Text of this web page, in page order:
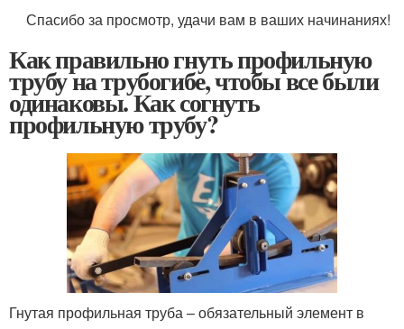
Спасибо за просмотр, удачи вам в ваших начинаниях!
Как правильно гнуть профильную
трубу на трубогибе, чтобы все были
одинаковы. Как согнуть
профильную трубу?
Гнутая профильная труба – обязательный элемент в